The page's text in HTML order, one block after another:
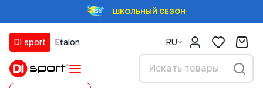
ШКОЛЬНЫЙ СЕЗОН
DI sport Etalon RU